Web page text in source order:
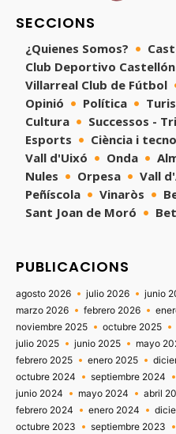
SECCIONS
¿Quienes Somos?
Club Deportivo Castellón
Villarreal Club de Fútbol
Opinió
Política
Cultura
Successos -
Esports
Ciència i
Vall d'Uixó
Onda
Nules
Orpesa Vall
Peñíscola
Vinaròs
Sant Joan de Moró
PUBLICACIONS
agosto 2026 julio 2026 junio
marzo 2026
febrero 2026
noviembre 2025
octubre 2025
julio 2025
junio 2025 mayo
febrero 2025
enero 2025
octubre 2024
septiembre 2024
junio 2024
mayo 2024 abril
febrero 2024
enero 2024
octubre 2023
septiembre 2023